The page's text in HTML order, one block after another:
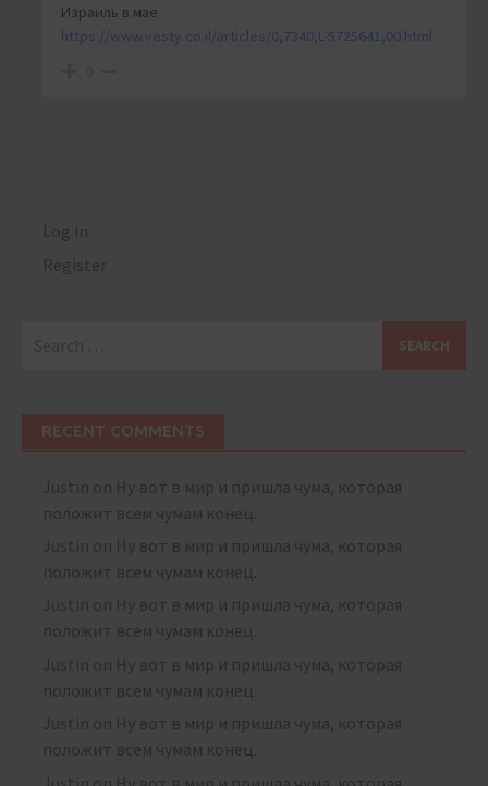
Израиль в мае
https://www.vesty.co.il/articles/0,7340,L-5725641,00.html
Log in
Register
RECENT COMMENTS
Justin on Ну вот в мир и пришла чума, которая
положит всем чумам конец.
Justin on Ну вот в мир и пришла чума, которая
положит всем чумам конец.
Justin on Ну вот в мир и пришла чума, которая
положит всем чумам конец.
Justin on Ну вот в мир и пришла чума, которая
положит всем чумам конец.
Justin on Ну вот в мир и пришла чума, которая
положит всем чумам конец.